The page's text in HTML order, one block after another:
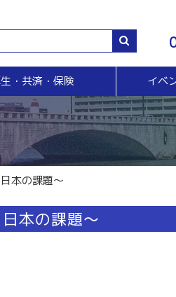
販売拡大・人脈
販売拡大
商い情報便
電子商い情報便
ＨＰ会員企業紹介
商いつなぐサイト
交流会
・共済・保険
プ共済」
イベ
・セミナー・検定
ー
・申請
業者（JAN企業）コード
本の課題～
本の課題～